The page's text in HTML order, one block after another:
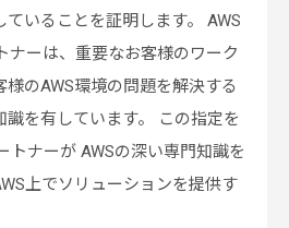
いることを証明します。 AWS
ナーは、重要なお客様のワーク
のAWS環境の問題を解決する
を有しています。 この指定を
トナーが AWSの深い専門知識を
上でソリューションを提供す